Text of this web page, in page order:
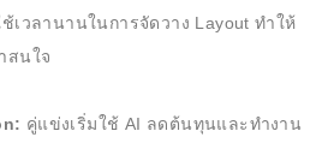
เวลานานในการจัดวาง Layout ทำให้
สนใจ
คู่แข่งเริ่มใช้ AI ลดต้นทุนและทำงาน